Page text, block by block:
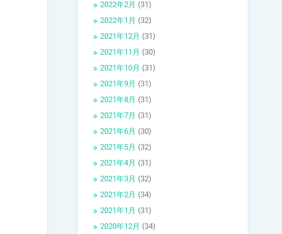
2022年2月 (31)
2022年1月 (32)
2021年12月 (31)
2021年11月 (30)
2021年10月 (31)
2021年9月 (31)
2021年8月 (31)
2021年7月 (31)
2021年6月 (30)
2021年5月 (32)
2021年4月 (31)
2021年3月 (32)
2021年2月 (34)
2021年1月 (31)
2020年12月 (34)